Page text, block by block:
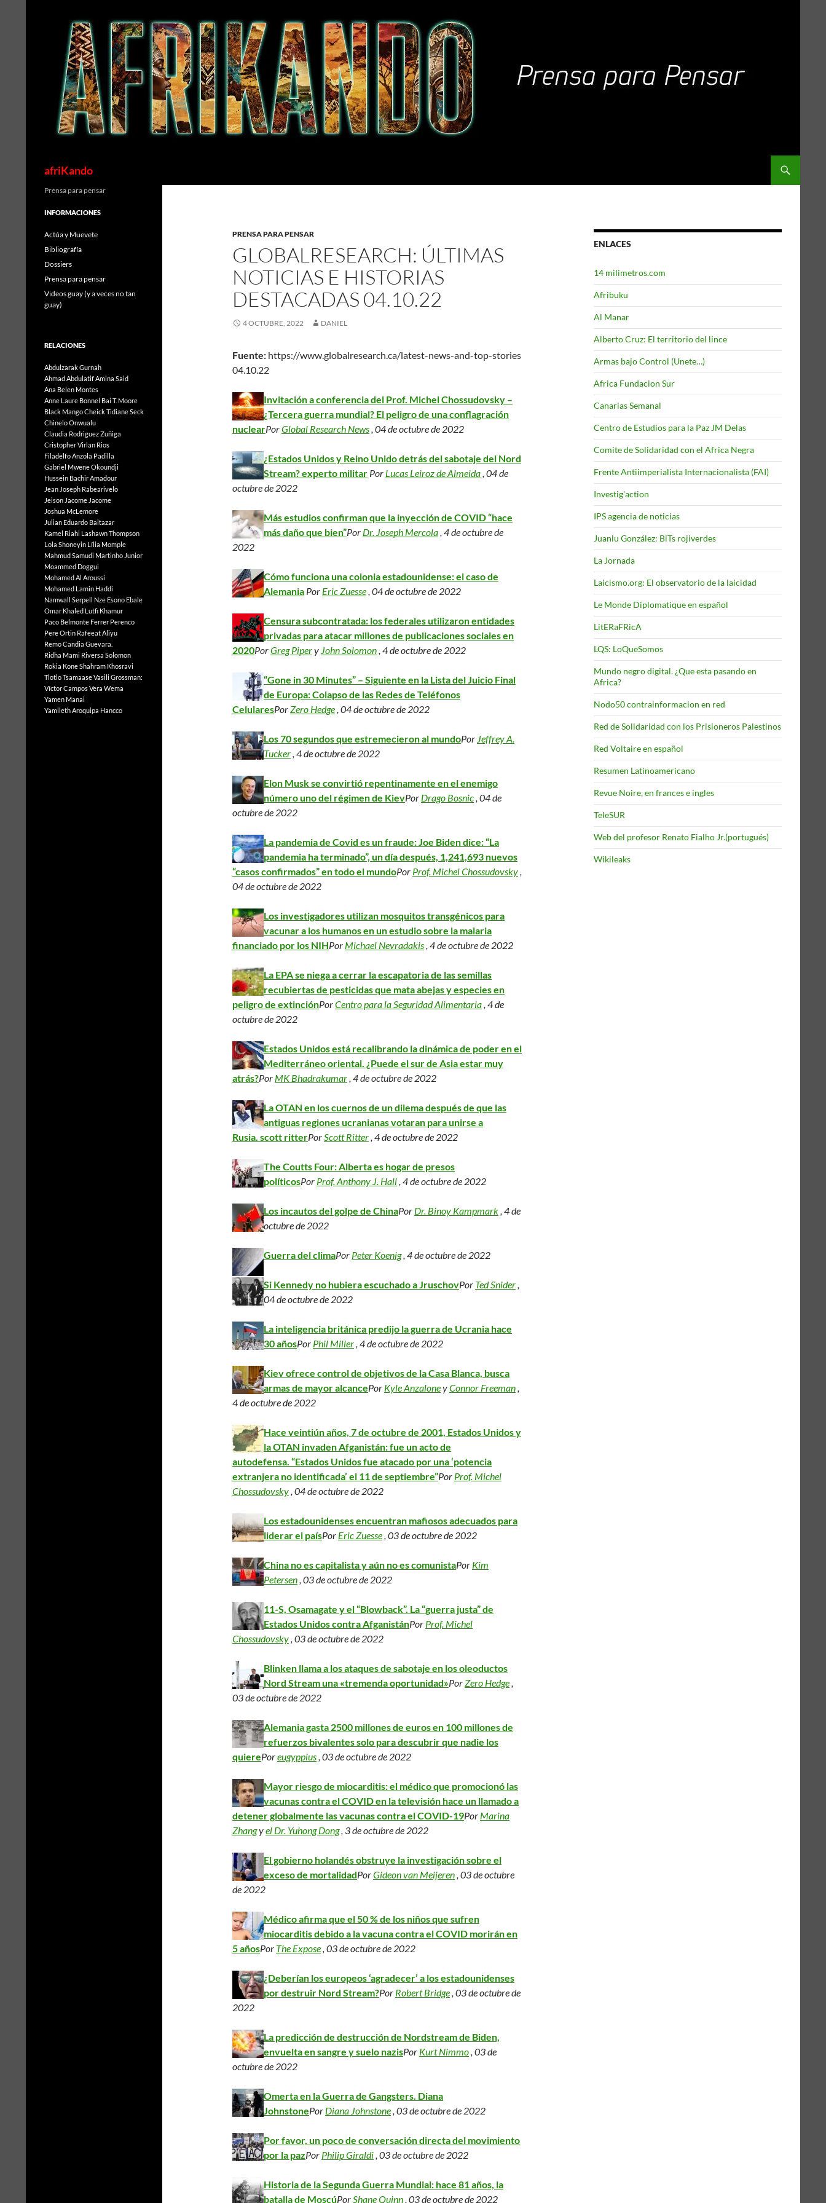
afriKando
PRENSA PARA PENSAR
GLOBALRESEARCH: ÚLTIMAS
NOTICIAS E HISTORIAS
DESTACADAS 04.10.22
4 OCTUBRE, 2022 DANIEL
Fuente: https://www.globalresearch.ca/latest-news-and-top-stories
04.10.22
Invitación a conferencia del Prof. Michel Chossudovsky –
¿Tercera guerra mundial? El peligro de una conflagración
nuclearPorGlobal Research News, 04 de octubre de 2022
¿Estados Unidos y Reino Unido detrás del sabotaje del Nord
Stream? experto militar Por Lucas Leiroz de Almeida, 04 de
octubre de 2022
Más estudios confirman que la inyección de COVID “hace
más daño que bien”Por Dr. Joseph Mercola, 4 de octubre de
2022
Cómo funciona una colonia estadounidense: el caso de
Alemania Por Eric Zuesse, 04 de octubre de 2022
Censura subcontratada: los federales utilizaron entidades
privadas para atacar millones de publicaciones sociales en
2020PorGreg Pipery John Solomon, 4 de octubre de 2022
“Gone in 30 Minutes” – Siguiente en la Lista del Juicio Final
de Europa: Colapso de las Redes de Teléfonos
CelularesPorZero Hedge, 04 de octubre de 2022
Los 70 segundos que estremecieron al mundoPor Jeffrey A.
Tucker, 4 de octubre de 2022
Elon Musk se convirtió repentinamente en el enemigo
número uno del régimen de KievPor Drago Bosnic, 04 de
octubre de 2022
La pandemia de Covid es un fraude: Joe Biden dice: “La
pandemia ha terminado”, un día después, 1,241,693 nuevos
“casos confirmados” en todo el mundoPor Prof. Michel Chossudovsky,
04 de octubre de 2022
Los investigadores utilizan mosquitos transgénicos para
vacunar a los humanos en un estudio sobre la malaria
financiado por los NIHPor Michael Nevradakis, 4 de octubre de 2022
La EPA se niega a cerrar la escapatoria de las semillas
recubiertas de pesticidas que mata abejas y especies en
peligro de extinciónPorCentro para la Seguridad Alimentaria, 4 de
octubre de 2022
Estados Unidos está recalibrando la dinámica de poder en el
Mediterráneo oriental. ¿Puede el sur de Asia estar muy
atrás?Por MK Bhadrakumar, 4 de octubre de 2022
La OTAN en los cuernos de un dilema después de que las
antiguas regiones ucranianas votaran para unirse a
Rusia. scott ritterPorScott Ritter, 4 de octubre de 2022
The Coutts Four: Alberta es hogar de presos
políticosPor Prof. Anthony J. Hall, 4 de octubre de 2022
Los incautos del golpe de ChinaPor Dr. Binoy Kampmark, 4 de
octubre de 2022
Guerra del climaPor Peter Koenig, 4 de octubre de 2022
Si Kennedy no hubiera escuchado a JruschovPor Ted Snider,
04 de octubre de 2022
La inteligencia británica predijo la guerra de Ucrania hace
30 añosPor Phil Miller, 4 de octubre de 2022
Kiev ofrece control de objetivos de la Casa Blanca, busca
armas de mayor alcancePor Kyle AnzaloneyConnor Freeman,
4 de octubre de 2022
Hace veintiún años, 7 de octubre de 2001, Estados Unidos y
la OTAN invaden Afganistán: fue un acto de
autodefensa. “Estados Unidos fue atacado por una ‘potencia
extranjera no identificada’ el 11 de septiembre”Por Prof. Michel
Chossudovsky, 04 de octubre de 2022
Los estadounidenses encuentran mafiosos adecuados para
liderar el paísPor Eric Zuesse, 03 de octubre de 2022
China no es capitalista y aún no es comunistaPor Kim
Petersen, 03 de octubre de 2022
11-S, Osamagate y el “Blowback”. La “guerra justa” de
Estados Unidos contra AfganistánPor Prof. Michel
Chossudovsky, 03 de octubre de 2022
Blinken llama a los ataques de sabotaje en los oleoductos
Nord Stream una «tremenda oportunidad»PorZero Hedge,
03 de octubre de 2022
Alemania gasta 2500 millones de euros en 100 millones de
refuerzos bivalentes solo para descubrir que nadie los
quierePoreugyppius, 03 de octubre de 2022
Mayor riesgo de miocarditis: el médico que promocionó las
vacunas contra el COVID en la televisión hace un llamado a
detener globalmente las vacunas contra el COVID-19Por Marina
Zhangyel Dr. Yuhong Dong, 3 de octubre de 2022
El gobierno holandés obstruye la investigación sobre el
exceso de mortalidadPorGideon van Meijeren, 03 de octubre
de 2022
Médico afirma que el 50 % de los niños que sufren
miocarditis debido a la vacuna contra el COVID morirán en
5 añosPor The Expose, 03 de octubre de 2022
¿Deberían los europeos ‘agradecer’ a los estadounidenses
por destruir Nord Stream?Por Robert Bridge, 03 de octubre de
2022
La predicción de destrucción de Nordstream de Biden,
envuelta en sangre y suelo nazisPor Kurt Nimmo, 03 de
octubre de 2022
Omerta en la Guerra de Gangsters. Diana
JohnstonePor Diana Johnstone, 03 de octubre de 2022
Por favor, un poco de conversación directa del movimiento
por la pazPor Philip Giraldi, 03 de octubre de 2022
Historia de la Segunda Guerra Mundial: hace 81 años, la
batalla de MoscúPorShane Quinn, 03 de octubre de 2022
ENLACES
14 milimetros.com
Afribuku
Al Manar
Alberto Cruz: El territorio del lince
Armas bajo Control (Unete…)
Africa Fundacion Sur
Canarias Semanal
Centro de Estudios para la Paz JM Delas
Comite de Solidaridad con el Africa Negra
Frente Antiimperialista Internacionalista (FAI)
Investig'action
IPS agencia de noticias
Juanlu González: BiTs rojiverdes
La Jornada
Laicismo.org: El observatorio de la laicidad
Le Monde Diplomatique en español
LitERaFRicA
LQS: LoQueSomos
Mundo negro digital. ¿Que esta pasando en
Africa?
Nodo50 contrainformacion en red
Red de Solidaridad con los Prisioneros Palestinos
Red Voltaire en español
Resumen Latinoamericano
Revue Noire, en frances e ingles
TeleSUR
Web del profesor Renato Fialho Jr.(portugués)
Wikileaks
Prensa para pensar
INFORMACIONES
Actúa y Muevete
Bibliografía
Dossiers
Prensa para pensar
Videos guay (y a veces no tan
guay)
RELACIONES
Abdulzarak Gurnah
Ahmad AbdulatifAmina Said
Ana Belen Montes
Anne Laure Bonnel Bai T. Moore
Black MangoCheick Tidiane Seck
Chinelo Onwualu
Claudia Rodriguez Zuñiga
Cristopher Virlan Rios
Filadelfo Anzola Padilla
Gabriel Mwene Okoundji
Hussein Bachir Amadour
Jean Joseph Rabearivelo
Jeison Jacome Jacome
Joshua McLemore
Julian Eduardo Baltazar
Kamel Riahi Lashawn Thompson
Lola Shoneyin Lília Momple
Mahmud Samudi Martinho Junior
Moammed Doggui
Mohamed Al Aroussi
Mohamed Lamin Haddi
Namwall Serpell Nze Esono Ebale
Omar Khaled Lutfi Khamur
Paco Belmonte Ferrer Perenco
Pere Ortin Rafeeat Aliyu
Remo Candia Guevara.
Ridha Mami Riversa Solomon
Rokia KoneShahram Khosravi
Tlotlo TsamaaseVasili Grossman:
Víctor Campos Vera Wema
Yamen Manai
Yamileth Aroquipa Hancco